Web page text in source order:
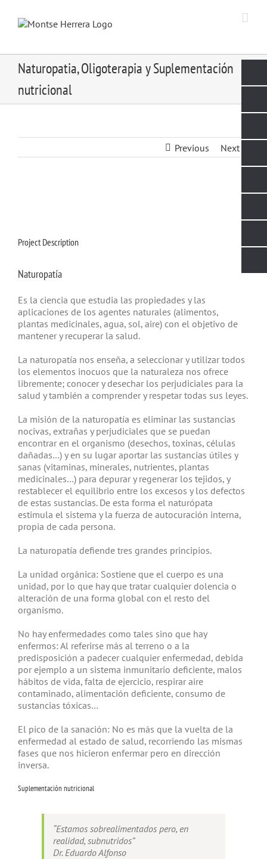
content
Naturopatia, Oligoterapia y Suplementación
nutricional
Previous Next
Project Description
Naturopatía
Es la ciencia que estudia las propiedades y las
aplicaciones de los agentes naturales (alimentos,
plantas medicinales, agua, sol, aire) con el objetivo de
mantener y recuperar la salud.
La naturopatía nos enseña, a seleccionar y utilizar todos
los elementos inocuos que la naturaleza nos ofrece
libremente; conocer y desechar los perjudiciales para la
salud y también a comprender y respetar todas sus leyes.
La misión de la naturopatía es eliminar las sustancias
nocivas, extrañas y perjudiciales que se puedan
encontrar en el organismo (desechos, toxinas, células
dañadas…) y en su lugar aportar las sustancias útiles y
sanas (vitaminas, minerales, nutrientes, plantas
medicinales…) para depurar y regenerar los tejidos, y
restablecer el equilibrio entre los excesos y los defectos
de estas sustancias. De esta forma el naturópata
estimula el sistema y la fuerza de autocuración interna,
propia de cada persona.
La naturopatía defiende tres grandes principios.
La unidad orgánica: Sostiene que el cuerpo es una
unidad, por lo que hay que tratar cualquier dolencia o
alteración de una forma global con el resto del
organismo.
No hay enfermedades como tales sino que hay
enfermos: Al referirse más al terreno o a la
predisposición a padecer cualquier enfermedad, debida
por ejemplo a un sistema inmunitario deficiente, malos
hábitos de vida, falta de ejercicio, respirar aire
contaminado, alimentación deficiente, consumo de
sustancias tóxicas…
El pico de la sanación: No es más que la vuelta de la
enfermedad al estado de salud, recorriendo las mismas
fases que nos hicieron enfermar pero en dirección
inversa.
Suplementación nutricional
“Estamos sobrealimentados pero, en
realidad, subnutridos”
Dr. Eduardo Alfonso